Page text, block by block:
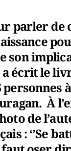
parler de
son
écrit le
À
de
: ‘’Se